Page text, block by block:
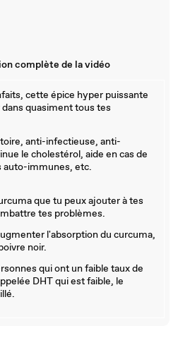
complète de la vidéo
cette épice hyper puissante
quasiment tous tes
anti-infectieuse, anti-
le cholestérol, aide en cas de
auto-immunes, etc.
que tu peux ajouter à tes
tes problèmes.
l'absorption du curcuma,
noir.
qui ont un faible taux de
DHT qui est faible, le